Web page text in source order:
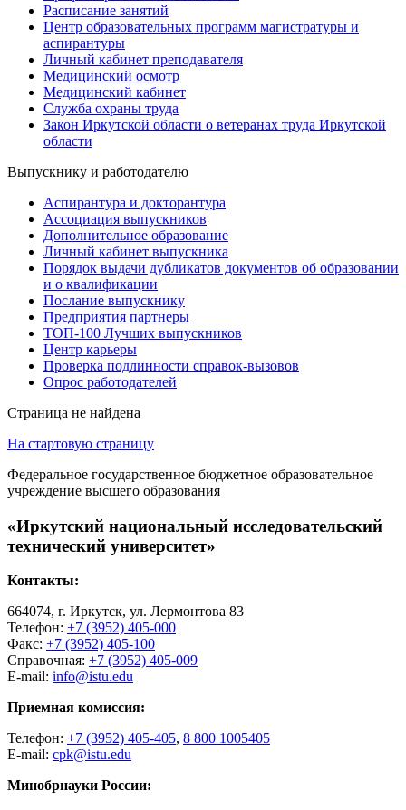
Расписание занятий
Центр образовательных программ магистратуры и
аспирантуры
Личный кабинет преподавателя
Медицинский осмотр
Медицинский кабинет
Служба охраны труда
Закон Иркутской области о ветеранах труда Иркутской
области
Выпускнику и работодателю
Аспирантура и докторантура
Ассоциация выпускников
Дополнительное образование
Личный кабинет выпускника
Порядок выдачи дубликатов документов об образовании
и о квалификации
Послание выпускнику
Предприятия партнеры
ТОП-100 Лучших выпускников
Центр карьеры
Проверка подлинности справок-вызовов
Опрос работодателей
Страница не найдена
На стартовую страницу
Федеральное государственное бюджетное образовательное
учреждение высшего образования
«Иркутский национальный исследовательский
технический университет»
Контакты:
664074, г. Иркутск, ул. Лермонтова 83
Телефон: +7 (3952) 405-000
Факс: +7 (3952) 405-100
Справочная: +7 (3952) 405-009
E-mail: info@istu.edu
Приемная комиссия:
Телефон: +7 (3952) 405-405, 8 800 1005405
E-mail: cpk@istu.edu
Минобрнауки России: